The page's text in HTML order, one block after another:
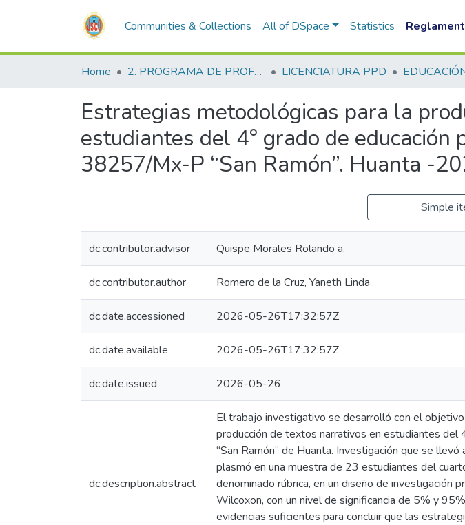
Communities & Collections All of DSpace Statistics
Home 2. PROGRAMA DE PROFESIONALIZACIÓN DOCENTE LICENCIATURA PPD
Estrategias metodológicas para la
estudiantes del 4° grado de
38257/Mx-P “San Ramón”. Huanta -
Simple
dc.contributor.advisor Quispe Morales Rolando a.
dc.contributor.author Romero de la Cruz, Yaneth Linda
dc.date.accessioned 2026-05-26T17:32:57Z
dc.date.available 2026-05-26T17:32:57Z
dc.date.issued 2026-05-26
dc.description.abstract
El trabajo investigativo se desarrolló con el
producción de textos narrativos en estudiantes del
“San Ramón” de Huanta. Investigación que se
plasmó en una muestra de 23 estudiantes del
denominado rúbrica, en un diseño de investigación
Wilcoxon, con un nivel de significancia de 5% y
evidencias suficientes para concluir que las